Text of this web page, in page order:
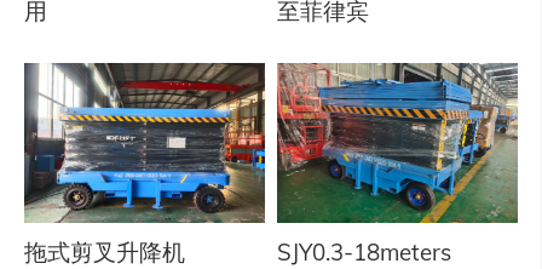
用
至菲律宾
拖式剪叉升降机
SJY0.3-18meters